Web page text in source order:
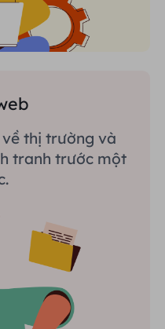
thị trường và
tranh trước một